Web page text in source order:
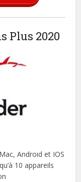
Plus 2020
Android et IOS
10 appareils